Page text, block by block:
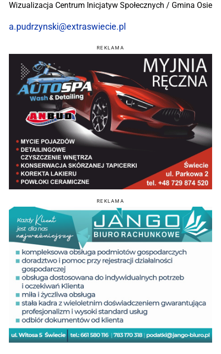
Wizualizacja Centrum Inicjatyw Społecznych / Gmina Osie
a.pudrzynski@extraswiecie.pl
REKLAMA
REKLAMA